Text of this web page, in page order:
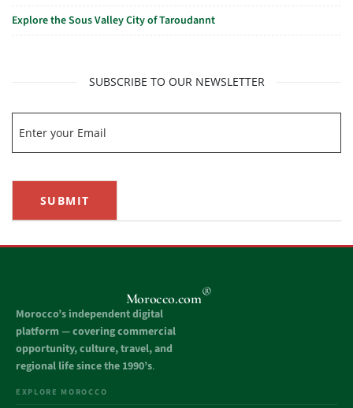
Explore the Sous Valley City of Taroudannt
SUBSCRIBE TO OUR NEWSLETTER
SUBMIT
Morocco.com®
Morocco’s independent digital
platform — covering commercial
opportunity, culture, travel, and
regional life since the 1990’s.
EXPLORE MOROCCO